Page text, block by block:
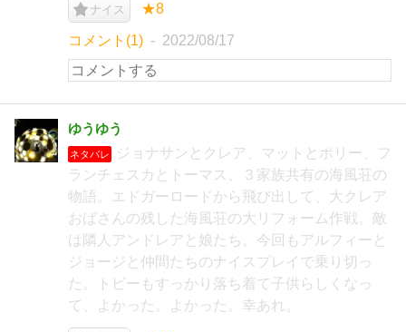
ナイス ★8
コメント(1) 2022/08/17
ゆうゆう
ネタバレ
ジョナサンとクレア、マットとポリー、フ
ランチェスカとトーマス、３家族共有の海風荘の
物語。エドガーロードから飛び出して、大クレア
おばさんの残した海風荘の大リフォーム作戦。敵
は隣人アンドレアと娘たち。今回もアルフィーと
ジョージと仲間たちのナイスプレイで乗り切っ
た。トビーもすっかり落ち着て子供らしくなっ
て、よかった。よかった。幸あれ。